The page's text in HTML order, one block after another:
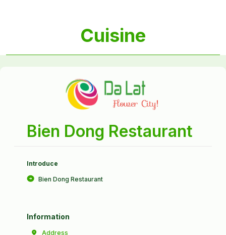
Cuisine
Bien Dong Restaurant
Introduce
Bien Dong Restaurant
Information
Address